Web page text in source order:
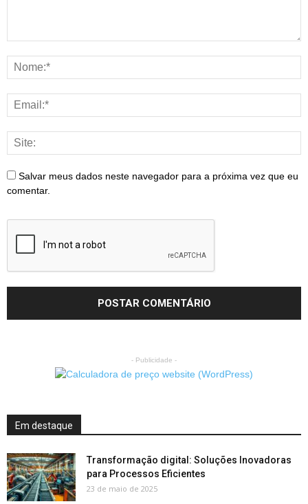
Salvar meus dados neste navegador para a próxima vez que eu
comentar.
- Publicidade -
Em destaque
Transformação digital: Soluções Inovadoras
para Processos Eficientes
23 de maio de 2025